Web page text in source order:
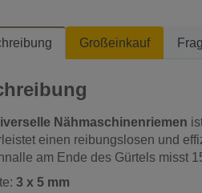
Großeinkauf
Nähmaschinenriemen
einen reibungslosen und
am Ende des Gürtels misst
3 x 5 mm